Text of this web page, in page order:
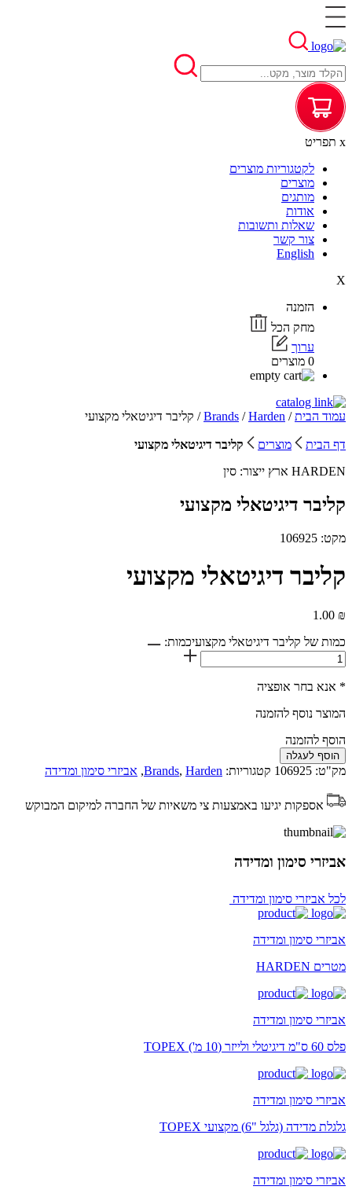
x תפריט
לקטגוריות מוצרים
מוצרים
מותגים
אודות
שאלות ותשובות
צור קשר
English
X
הזמנה
מחק הכל
ערוך
0 מוצרים
עמוד הבית/
Brands /Harden / קליבר דיגיטאלי מקצועי
דף הבית מוצרים
קליבר דיגיטאלי מקצועי
HARDEN ארץ ייצור: סין
קליבר דיגיטאלי מקצועי
מקט: 106925
קליבר דיגיטאלי מקצועי
1.00 ₪
כמות של קליבר דיגיטאלי מקצועיכמות:
* אנא בחר אופציה
המוצר נוסף להזמנה
הוסף להזמנה
הוסף לעגלה
מק"ט: 106925 קטגוריות: Brands, Harden
, אביזרי סימון ומדידה
אספקות יגיעו באמצעות צי משאיות של החברה למיקום המבוקש
אביזרי סימון ומדידה
לכל אביזרי סימון ומדידה
אביזרי סימון ומדידה
מטרים HARDEN
אביזרי סימון ומדידה
פלס 60 ס"מ דיגיטלי ולייזר (10 מ') TOPEX
אביזרי סימון ומדידה
גלגלת מדידה (גלגל "6) מקצועי TOPEX
אביזרי סימון ומדידה